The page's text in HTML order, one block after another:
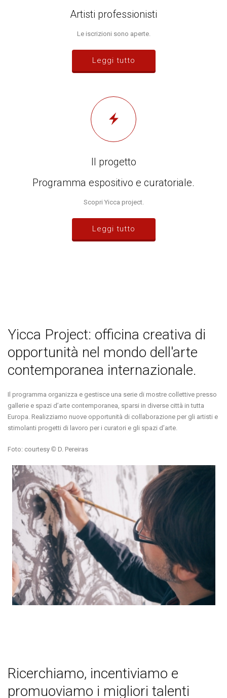
Artisti professionisti
Le iscrizioni sono aperte.
Leggi tutto
Il progetto
Programma espositivo e curatoriale.
Scopri Yicca project.
Leggi tutto
Yicca Project: officina creativa di
opportunità nel mondo dell'arte
contemporanea internazionale.
Il programma organizza e gestisce una serie di mostre collettive presso
gallerie e spazi d’arte contemporanea, sparsi in diverse città in tutta
Europa. Realizziamo nuove opportunità di collaborazione per gli artisti e
stimolanti progetti di lavoro per i curatori e gli spazi d’arte.
Foto: courtesy © D. Pereiras
Ricerchiamo, incentiviamo e
promuoviamo i migliori talenti